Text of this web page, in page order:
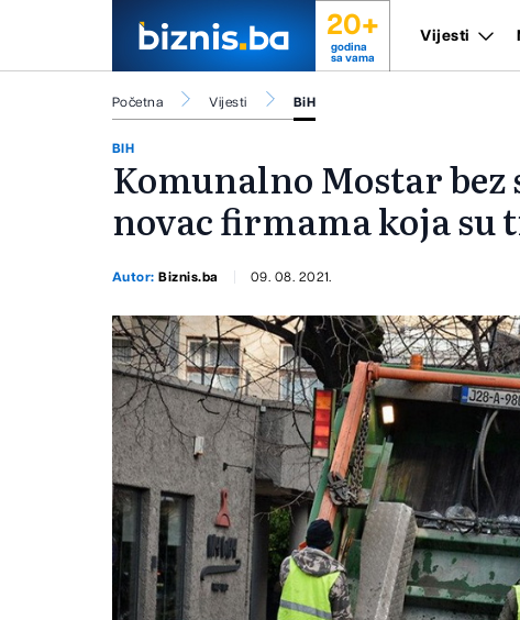
20+
godina
sa vama
Vijesti
Početna Vijesti BiH
BIH
Komunalno Mostar
novac firmama koja su
Autor:Biznis.ba 09. 08. 2021.